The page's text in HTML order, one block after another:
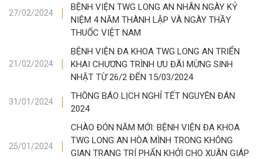
27/02/2024
BỆNH VIỆN TWG LONG AN NHÂN NGÀY KỶ
NIỆM 4 NĂM THÀNH LẬP VÀ NGÀY THẦY
THUỐC VIỆT NAM
21/02/2024
BỆNH VIỆN ĐA KHOA TWG LONG AN TRIỂN
KHAI CHƯƠNG TRÌNH ƯU ĐÃI MỪNG SINH
NHẬT TỪ 26/2 ĐẾN 15/03/2024
31/01/2024
THÔNG BÁO LỊCH NGHỈ TẾT NGUYÊN ĐÁN
2024
25/01/2024
CHÀO ĐÓN NĂM MỚI: BỆNH VIỆN ĐA KHOA
TWG LONG AN HÒA MÌNH TRONG KHÔNG
GIAN TRANG TRÍ PHẤN KHỞI CHO XUÂN GIÁP